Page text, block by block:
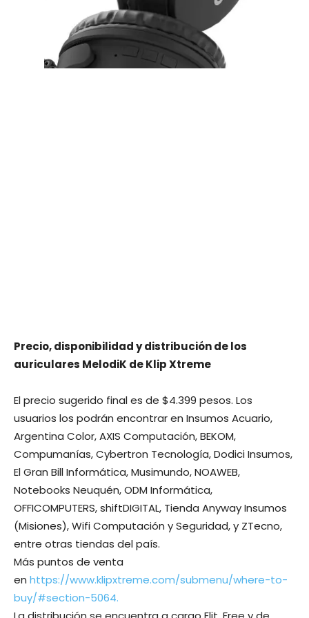
Precio, disponibilidad y distribución de los
auriculares MelodiK de Klip Xtreme
El precio sugerido final es de $4.399 pesos. Los
usuarios los podrán encontrar en Insumos Acuario,
Argentina Color, AXIS Computación, BEKOM,
Compumanías, Cybertron Tecnología, Dodici Insumos,
El Gran Bill Informática, Musimundo, NOAWEB,
Notebooks Neuquén, ODM Informática,
OFFICOMPUTERS, shiftDIGITAL, Tienda Anyway Insumos
(Misiones), Wifi Computación y Seguridad, y ZTecno,
entre otras tiendas del país.
Más puntos de venta
en https://www.klipxtreme.com/submenu/where-to-
buy/#section-5064.